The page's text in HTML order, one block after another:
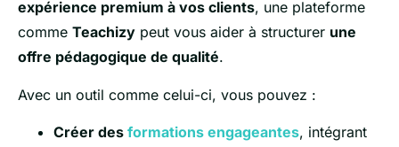
expérience premium à vos clients, une plateforme
comme Teachizy peut vous aider à structurer une
offre pédagogique de qualité.
Avec un outil comme celui-ci, vous pouvez :
Créer des formations engageantes, intégrant